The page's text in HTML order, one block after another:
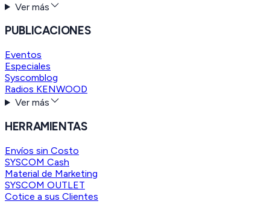
Ver más
PUBLICACIONES
Eventos
Especiales
Syscomblog
Radios KENWOOD
Ver más
HERRAMIENTAS
Envíos sin Costo
SYSCOM Cash
Material de Marketing
SYSCOM OUTLET
Cotice a sus Clientes